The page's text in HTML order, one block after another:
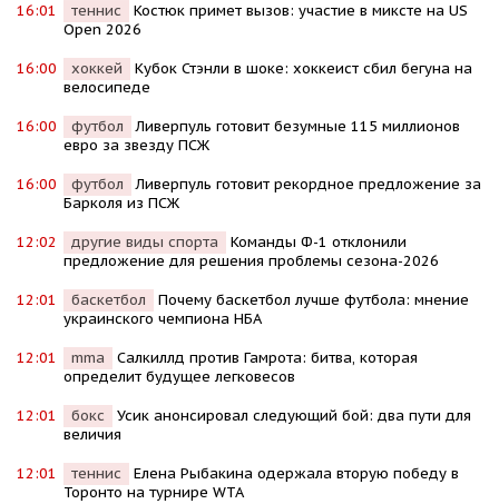
16:01 теннис
Костюк примет вызов: участие в миксте на US
Open 2026
16:00 хоккей
Кубок Стэнли в шоке: хоккеист сбил бегуна на
велосипеде
16:00 футбол
Ливерпуль готовит безумные 115 миллионов
евро за звезду ПСЖ
16:00 футбол
Ливерпуль готовит рекордное предложение за
Барколя из ПСЖ
12:02 другие виды спорта
Команды Ф-1 отклонили
предложение для решения проблемы сезона-2026
12:01 баскетбол
Почему баскетбол лучше футбола: мнение
украинского чемпиона НБА
12:01 mma
Салкиллд против Гамрота: битва, которая
определит будущее легковесов
12:01 бокс
Усик анонсировал следующий бой: два пути для
величия
12:01 теннис
Елена Рыбакина одержала вторую победу в
Торонто на турнире WTA